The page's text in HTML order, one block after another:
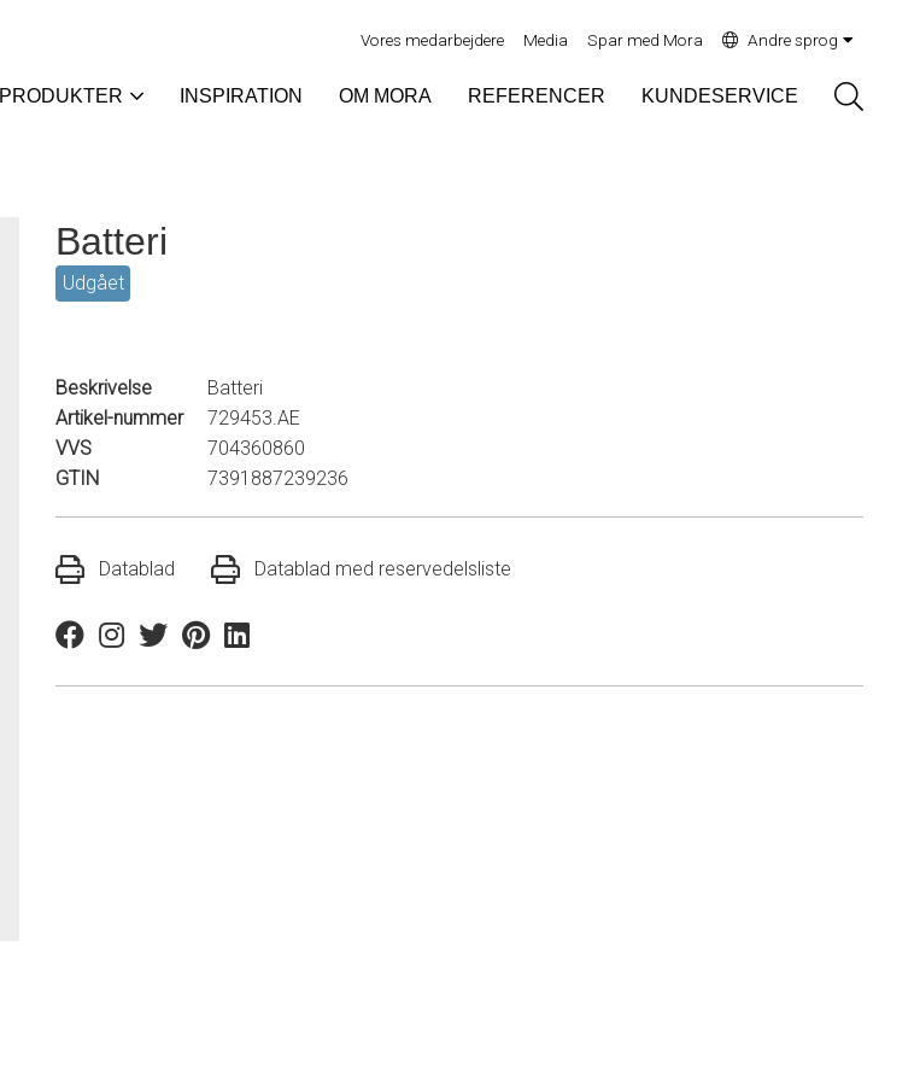
Vores medarbejdere Media Spar med Mora Andre sprog
PRODUKTER INSPIRATION OM MORA REFERENCER KUNDESERVICE
Batteri
Udgået
Beskrivelse
Batteri
Artikel-nummer
729453.AE
VVS
704360860
GTIN
7391887239236
Datablad Datablad med reservedelsliste
FacebookInstagram
TwitterPinterestLinkedin